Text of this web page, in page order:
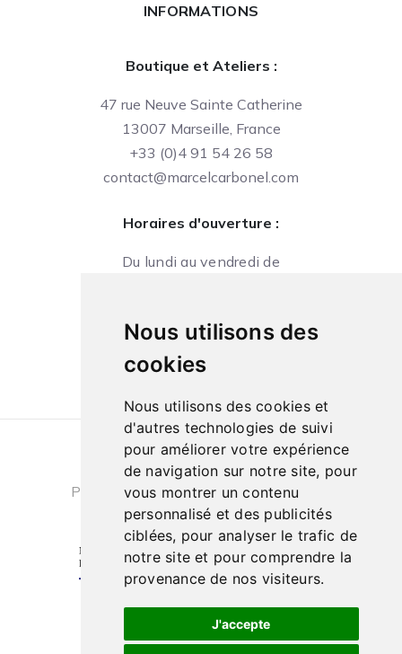
Nous utilisons des
cookies
Nous utilisons des cookies et
d'autres technologies de suivi
pour améliorer votre expérience
de navigation sur notre site, pour
vous montrer un contenu
personnalisé et des publicités
ciblées, pour analyser le trafic de
notre site et pour comprendre la
provenance de nos visiteurs.
J'accepte
INFORMATIONS
Boutique et Ateliers :
47 rue Neuve Sainte Catherine
13007 Marseille, France
+33 (0)4 91 54 26 58
contact@marcelcarbonel.com
Horaires d'ouverture :
Du lundi au vendredi de
10h à 13h et de 14h à 18h
Conditions générales de ventes
|
Politique de confidentialité
| Cookies